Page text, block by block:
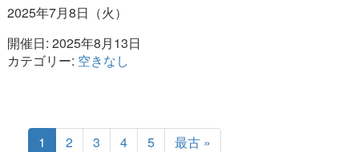
2025年7月8日（火）
開催日: 2025年8月13日
カテゴリー: 空きなし
1 2 3 4 5 最古 »